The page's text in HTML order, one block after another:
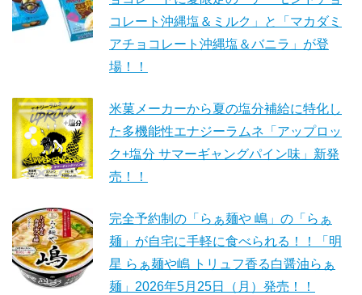
コレート沖縄塩＆ミルク」と「マカダミ
アチョコレート沖縄塩＆バニラ」が登
場！！
米菓メーカーから夏の塩分補給に特化し
た多機能性エナジーラムネ「アップロッ
ク+塩分 サマーギャングパイン味」新発
売！！
完全予約制の「らぁ麺や 嶋」の「らぁ
麺」が自宅に手軽に食べられる！！「明
星 らぁ麺や嶋 トリュフ香る白醤油らぁ
麺」2026年5月25日（月）発売！！